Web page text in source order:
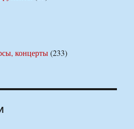
концерты(233)